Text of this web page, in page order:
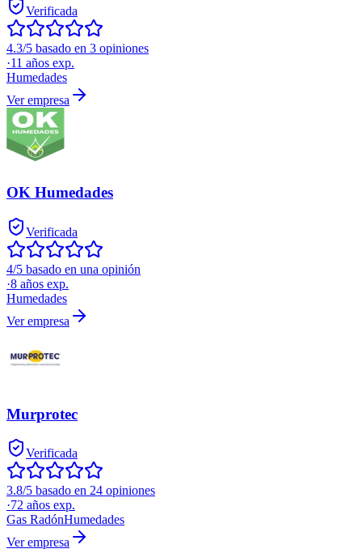
Verificada
4.3/5 basado en 3 opiniones
·11 años exp.
Humedades
Ver empresa
OK Humedades
Verificada
4/5 basado en una opinión
·8 años exp.
Humedades
Ver empresa
Murprotec
Verificada
3.8/5 basado en 24 opiniones
·72 años exp.
Gas RadónHumedades
Ver empresa